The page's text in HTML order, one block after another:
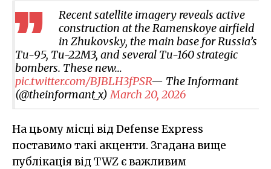
Recent satellite imagery reveals active
construction at the Ramenskoye airfield
in Zhukovsky, the main base for Russia’s
Tu-95, Tu-22M3, and several Tu-160 strategic
bombers. These new…
pic.twitter.com/BJBLH3fPSR— The Informant
(@theinformant_x)March 20, 2026
На цьому місці від Defense Express
поставимо такі акценти. Згадана вище
публікація від TWZ є важливим